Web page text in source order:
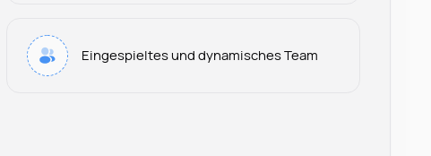
Eingespieltes und dynamisches Team